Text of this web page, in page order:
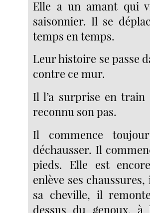
Elle a un amant qui
saisonnier. Il se
temps en temps.
Leur histoire se passe
contre ce mur.
Il l’a surprise en
reconnu son pas.
Il commence
déchausser. Il
pieds. Elle est
enlève ses
sa cheville, il
dessus du genoux,